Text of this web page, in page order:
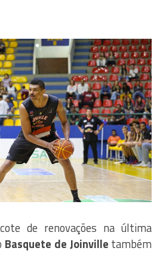
de renovações na última
Basquete de Joinville também